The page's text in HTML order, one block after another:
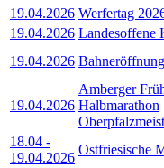
19.04.2026 Werfertag
19.04.2026 Landesoffene
19.04.2026 Bahneröffnung
19.04.2026
Amberger
Halbmarathon
18.04 -
19.04.2026
Ostfriesische